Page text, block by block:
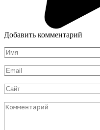
Добавить комментарий
Имя
*
Email
*
Сайт
Комментарий